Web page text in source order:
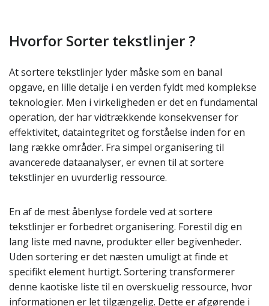
Hvorfor Sorter tekstlinjer ?
At sortere tekstlinjer lyder måske som en banal
opgave, en lille detalje i en verden fyldt med komplekse
teknologier. Men i virkeligheden er det en fundamental
operation, der har vidtrækkende konsekvenser for
effektivitet, dataintegritet og forståelse inden for en
lang række områder. Fra simpel organisering til
avancerede dataanalyser, er evnen til at sortere
tekstlinjer en uvurderlig ressource.
En af de mest åbenlyse fordele ved at sortere
tekstlinjer er forbedret organisering. Forestil dig en
lang liste med navne, produkter eller begivenheder.
Uden sortering er det næsten umuligt at finde et
specifikt element hurtigt. Sortering transformerer
denne kaotiske liste til en overskuelig ressource, hvor
informationen er let tilgængelig. Dette er afgørende i